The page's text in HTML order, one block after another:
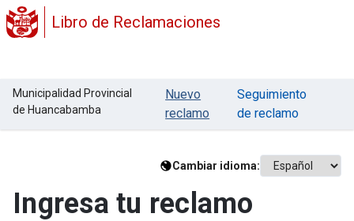
Libro de Reclamaciones
Municipalidad Provincial
de Huancabamba
Nuevo
reclamo
Seguimiento
de reclamo
Cambiar idioma:
Ingresa tu reclamo